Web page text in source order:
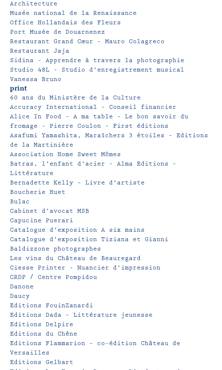
Architecture
Musée national de la Renaissance
Office Hollandais des Fleurs
Port Musée de Douarnenez
Restaurant Grand Cœur – Mauro Colagreco
Restaurant Jaja
Sidina – Apprendre à travers la photographie
Studio 48L – Studio d’enregistrement musical
Vanessa Bruno
print
60 ans du Ministère de la Culture
Accuracy International – Conseil financier
Alice In Food – A ma table – Le bon savoir du
fromage – Pierre Coulon – First éditions
Asafumi Yamashita, Maraîchers 3 étoiles – Editions
de la Martinière
Association Home Sweet Mômes
Batras, l’enfant d’acier – Alma Editions –
Littérature
Bernadette Kelly – Livre d’artiste
Boucherie Huet
Bulac
Cabinet d’avocat MSB
Capucine Puerari
Catalogue d’exposition A six mains
Catalogue d’exposition Tiziana et Gianni
Baldizzone photographes
Les vins du Château de Beauregard
Ciesse Printer – Nuancier d’impression
CRDP / Centre Pompidou
Danone
Daucy
Editions FouinZanardi
Editions Dada – Littérature jeunesse
Editions Delpire
Editions du Chêne
Editions Flammarion – co-édition Château de
Versailles
Editions Gelbart